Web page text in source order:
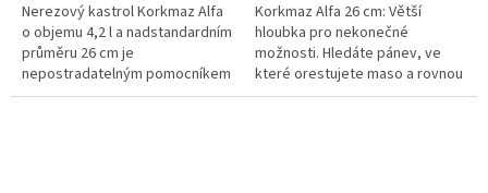
Nerezový kastrol Korkmaz Alfa
o objemu 4,2 l a nadstandardním
průměru 26 cm je
nepostradatelným pomocníkem
pro přípravu rodinných obědů a
Korkmaz Alfa 26 cm: Větší
hloubka pro nekonečné
možnosti. Hledáte pánev, ve
které orestujete maso a rovnou
v ní připravíte i bohatou